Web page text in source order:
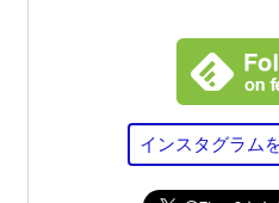
インスタグラム